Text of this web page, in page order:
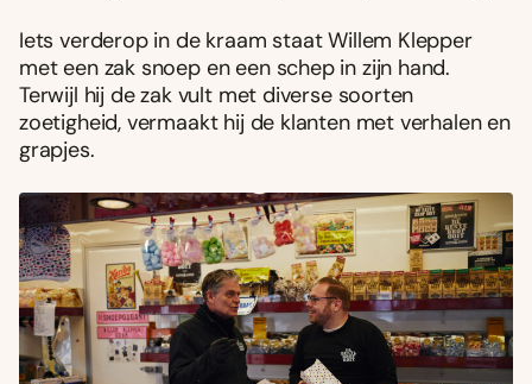
Iets verderop in de kraam staat Willem Klepper
met een zak snoep en een schep in zijn hand.
Terwijl hij de zak vult met diverse soorten
zoetigheid, vermaakt hij de klanten met verhalen en
grapjes.